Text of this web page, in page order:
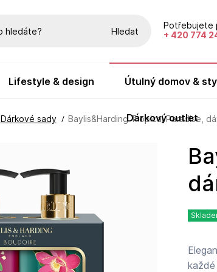
Baylis&Harding Tropical Paradise,
Potřebujete
+ 420 774
Hledat
Dárkové sady Baylis&Harding Tropical Paradise,
lifestyle & design útulný domov &
dárkový outlet